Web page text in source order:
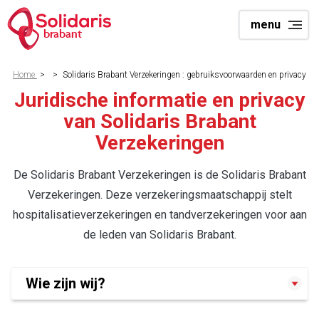
Skip
to
main
content
menu
brabant
Breadcrumb
Home > > Solidaris Brabant Verzekeringen : gebruiksvoorwaarden en privacy
Juridische informatie en privacy
van Solidaris Brabant
Verzekeringen
De Solidaris Brabant Verzekeringen is de Solidaris Brabant
Verzekeringen. Deze verzekeringsmaatschappij stelt
hospitalisatieverzekeringen en tandverzekeringen voor aan
de leden van Solidaris Brabant.
Wie zijn wij?